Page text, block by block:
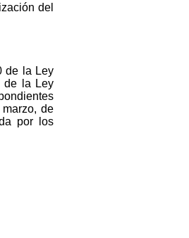
del
de la Ley
de la Ley
de
por los